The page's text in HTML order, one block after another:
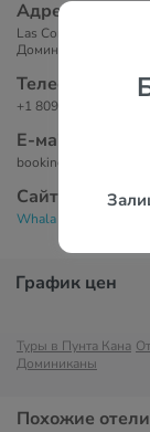
Адрес
Las Corales, El
Доминиканская
Телефоны
+1 809 688 16 12
Е-маil
Сайт
Whala Bavaro 4*
График цен
Туры в Пунта Кана
Доминиканы
Похожие отели